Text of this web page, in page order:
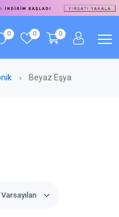
0 0 0
Beyaz Eşya
Varsayılan